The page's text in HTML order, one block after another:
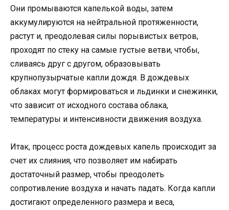
Они промываются капелькой воды, затем
аккумулируются на нейтральной протяженности,
растут и, преодолевая силы порывистых ветров,
проходят по стеку на самые густые ветви, чтобы,
сливаясь друг с другом, образовывать
крупнопузырчатые капли дождя. В дождевых
облаках могут формироваться и льдинки и снежинки,
что зависит от исходного состава облака,
температуры и интенсивности движения воздуха.
Итак, процесс роста дождевых капель происходит за
счет их слияния, что позволяет им набирать
достаточный размер, чтобы преодолеть
сопротивление воздуха и начать падать. Когда капли
достигают определенного размера и веса,